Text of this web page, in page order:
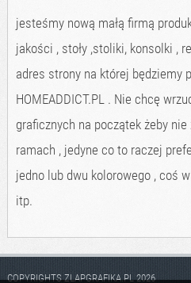
jesteśmy nową małą firmą
jakości , stoły ,stoliki, konsolki ,
adres strony na której będziemy
HOMEADDICT.PL . Nie chcę
graficznych na początek żeby
ramach , jedyne co to raczej
jedno lub dwu kolorowego , coś
itp.
COPYRIGHTS ZLAPGRAFIKA.PL 2026